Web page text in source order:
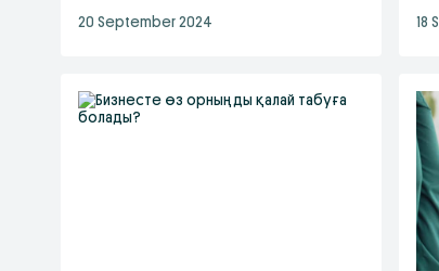
20 September 2024 18